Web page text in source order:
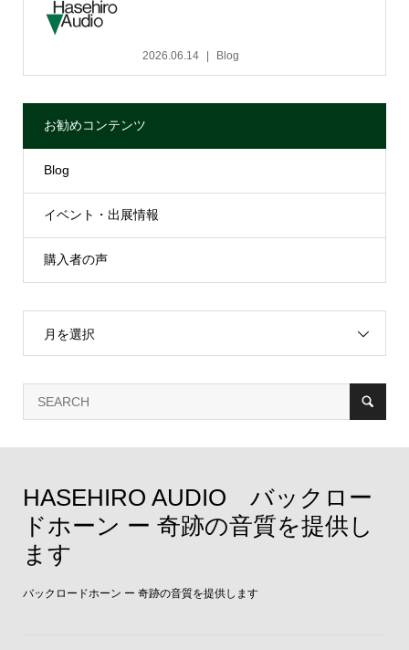
2026.06.14 Blog
お勧めコンテンツ
Blog
イベント・出展情報
購入者の声
月を選択
HASEHIRO AUDIO バックロー
ドホーン ー 奇跡の音質を提供し
ます
バックロードホーン ー 奇跡の音質を提供します